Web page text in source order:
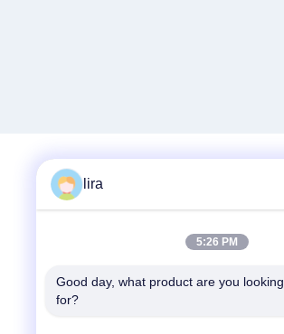
Γρήγορη επικοινωνία
86-510-86385783
lira
5:26 PM
Good day, what product are you looking
for?